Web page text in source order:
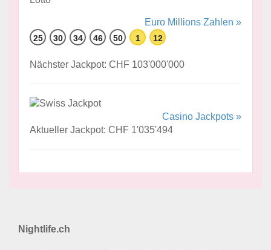
Euro Millions Zahlen »
25 30 34 46 50 1 12
Nächster Jackpot: CHF 103'000'000
Casino Jackpots »
Aktueller Jackpot: CHF 1'035'494
Nightlife.ch